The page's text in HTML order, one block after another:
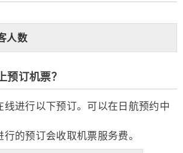
人数
预订机票？
线进行以下预订。可以在日航预约中
的预订会收取机票服务费。